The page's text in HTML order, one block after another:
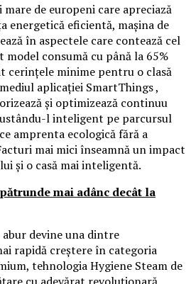
de europeni care apreciază
energetică eficientă, mașina de
în aspectele care contează cel
model consumă cu până la 65%
cerințele minime pentru o clasă
aplicației SmartThings ,
și optimizează continuu
l inteligent pe parcursul
amprenta ecologică fără a
mai mici înseamnă un impact
și o casă mai inteligentă.
mai adânc decât la
abur devine una dintre
rapidă creștere în categoria
tehnologia Hygiene Steam de